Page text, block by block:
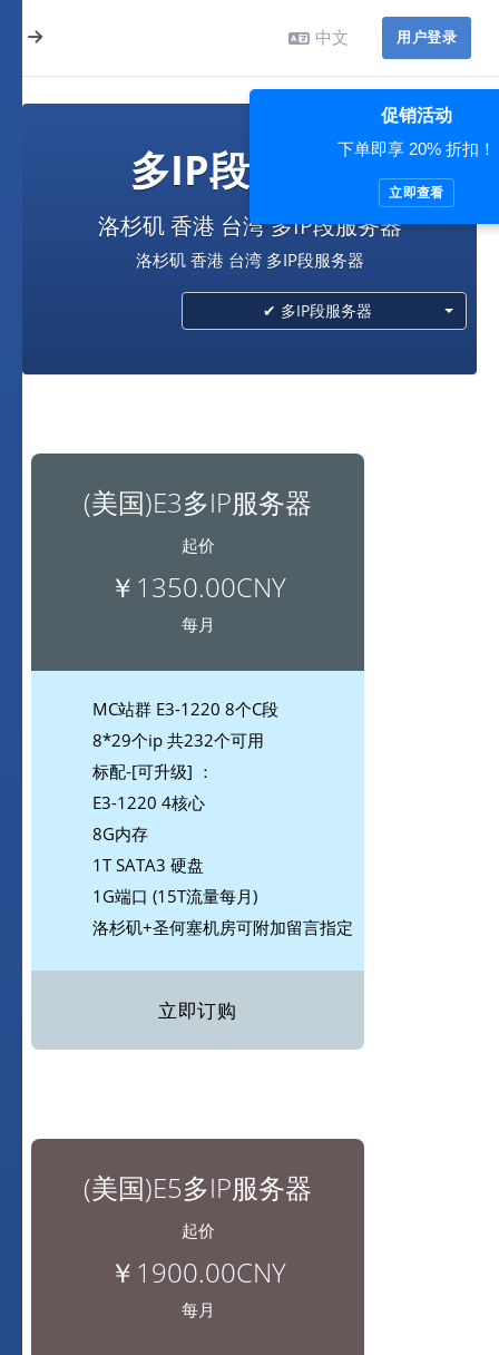
中文 用户登录
多IP段服务器
洛杉矶 香港 台湾 多IP段服务器
洛杉矶 香港 台湾 多IP段服务器
✔ 多IP段服务器
(美国)E3多IP服务器
起价
￥1350.00CNY
每月
MC站群 E3-1220 8个C段
8*29个ip 共232个可用
标配-[可升级] ：
E3-1220 4核心
8G内存
1T SATA3 硬盘
1G端口 (15T流量每月)
洛杉矶+圣何塞机房可附加留言指定
立即订购
(美国)E5多IP服务器
起价
￥1900.00CNY
每月
促销活动
下单即享 20% 折扣！
立即查看